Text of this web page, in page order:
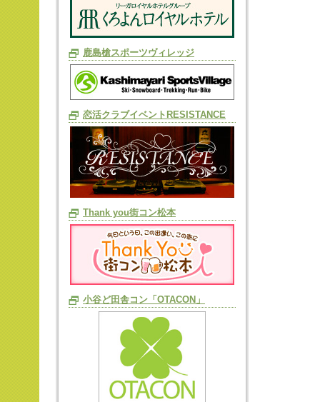
鹿島槍スポーツヴィレッジ
恋活クラブイベントRESISTANCE
Thank you街コン松本
小谷ど田舎コン「OTACON」